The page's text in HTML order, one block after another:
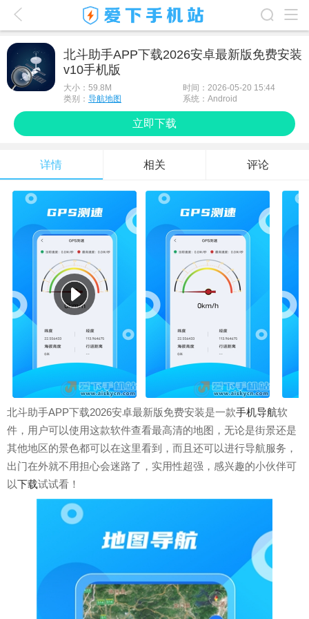
最新游戏
游戏攻略
北斗助手APP下载2026安卓最新版免费安装
v10手机版
大小： 59.8M
时间：2026-05-20 15:44
类别： 导航地图 系统：Android
立即下载
详情 相关 评论
北斗助手APP下载2026安卓最新版免费安装是一款手机导航软
件，用户可以使用这款软件查看最高清的地图，无论是街景还是
其他地区的景色都可以在这里看到，而且还可以进行导航服务，
出门在外就不用担心会迷路了，实用性超强，感兴趣的小伙伴可
以下载试试看！